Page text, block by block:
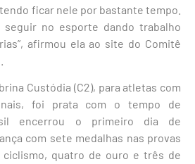
ficar nele por bastante tempo.
no esporte dando trabalho
afirmou ela ao site do Comitê
Custódia (C2), para atletas com
foi prata com o tempo de
encerrou o primeiro dia de
com sete medalhas nas provas
quatro de ouro e três de